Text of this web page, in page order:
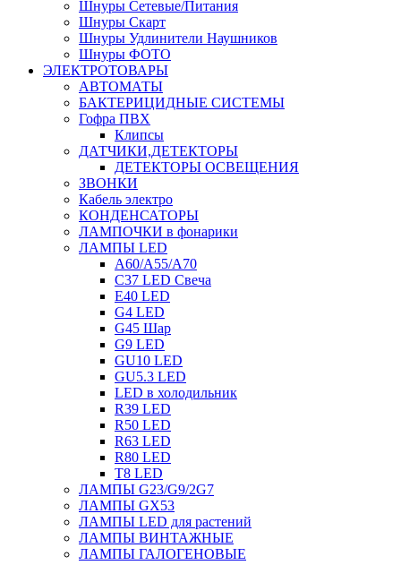
Шнуры Сетевые/Питания
Шнуры Скарт
Шнуры Удлинители Наушников
Шнуры ФОТО
ЭЛЕКТРОТОВАРЫ
АВТОМАТЫ
БАКТЕРИЦИДНЫЕ СИСТЕМЫ
Гофра ПВХ
Клипсы
ДАТЧИКИ,ДЕТЕКТОРЫ
ДЕТЕКТОРЫ ОСВЕЩЕНИЯ
ЗВОНКИ
Кабель электро
КОНДЕНСАТОРЫ
ЛАМПОЧКИ в фонарики
ЛАМПЫ LED
A60/A55/A70
C37 LED Свеча
E40 LED
G4 LED
G45 Шар
G9 LED
GU10 LED
GU5.3 LED
LED в холодильник
R39 LED
R50 LED
R63 LED
R80 LED
T8 LED
ЛАМПЫ G23/G9/2G7
ЛАМПЫ GX53
ЛАМПЫ LED для растений
ЛАМПЫ ВИНТАЖНЫЕ
ЛАМПЫ ГАЛОГЕНОВЫЕ